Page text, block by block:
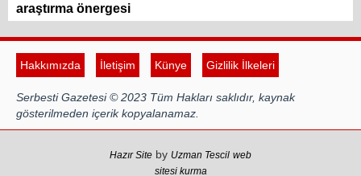
araştırma önergesi
Hakkımızda İletişim Künye Gizlilik İlkeleri
Serbesti Gazetesi © 2023 Tüm Hakları saklıdır, kaynak
gösterilmeden içerik kopyalanamaz.
Hazır Site by Uzman Tescil web
sitesi kurma